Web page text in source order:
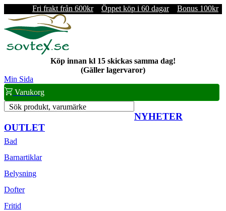
Fri frakt från 600kr Öppet köp i 60 dagar Bonus 100kr
Köp innan kl 15 skickas samma dag!
(Gäller lagervaror)
Min Sida
Varukorg
Sök produkt, varumärke
NYHETER
OUTLET
Bad
Barnartiklar
Belysning
Dofter
Fritid